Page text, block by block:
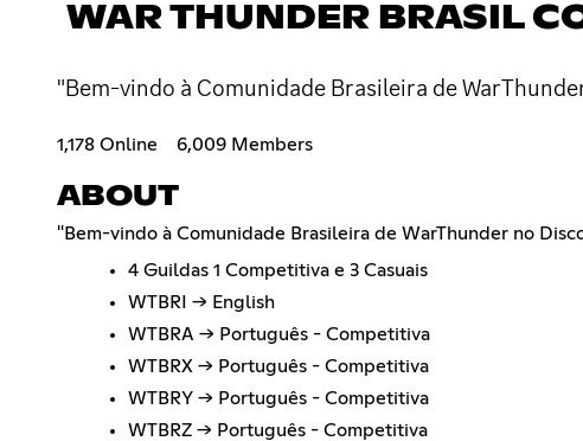
WAR THUNDER BRASIL
"Bem-vindo à Comunidade Brasileira de
1,178 Online 6,009 Members
ABOUT
"Bem-vindo à Comunidade Brasileira de WarThunder no
4 Guildas 1 Competitiva e 3 Casuais
WTBRI -> English
WTBRA -> Português - Competitiva
WTBRX -> Português - Competitiva
WTBRY -> Português - Competitiva
WTBRZ -> Português - Competitiva